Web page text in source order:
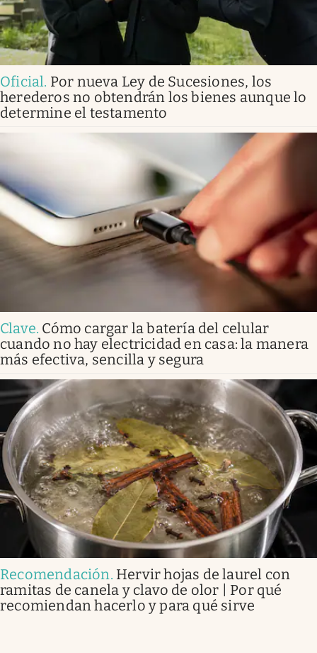
Oficial. Por nueva Ley de Sucesiones, los
herederos no obtendrán los bienes aunque lo
determine el testamento
Clave. Cómo cargar la batería del celular
cuando no hay electricidad en casa: la manera
más efectiva, sencilla y segura
Recomendación. Hervir hojas de laurel con
ramitas de canela y clavo de olor | Por qué
recomiendan hacerlo y para qué sirve